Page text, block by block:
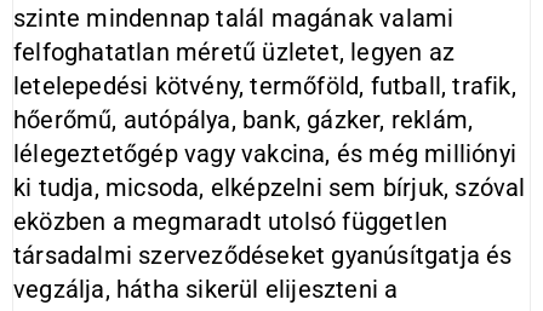
szinte mindennap talál magának valami
felfoghatatlan méretű üzletet, legyen az
letelepedési kötvény, termőföld, futball, trafik,
hőerőmű, autópálya, bank, gázker, reklám,
lélegeztetőgép vagy vakcina, és még milliónyi
ki tudja, micsoda, elképzelni sem bírjuk, szóval
eközben a megmaradt utolsó független
társadalmi szerveződéseket gyanúsítgatja és
vegzálja, hátha sikerül elijeszteni a